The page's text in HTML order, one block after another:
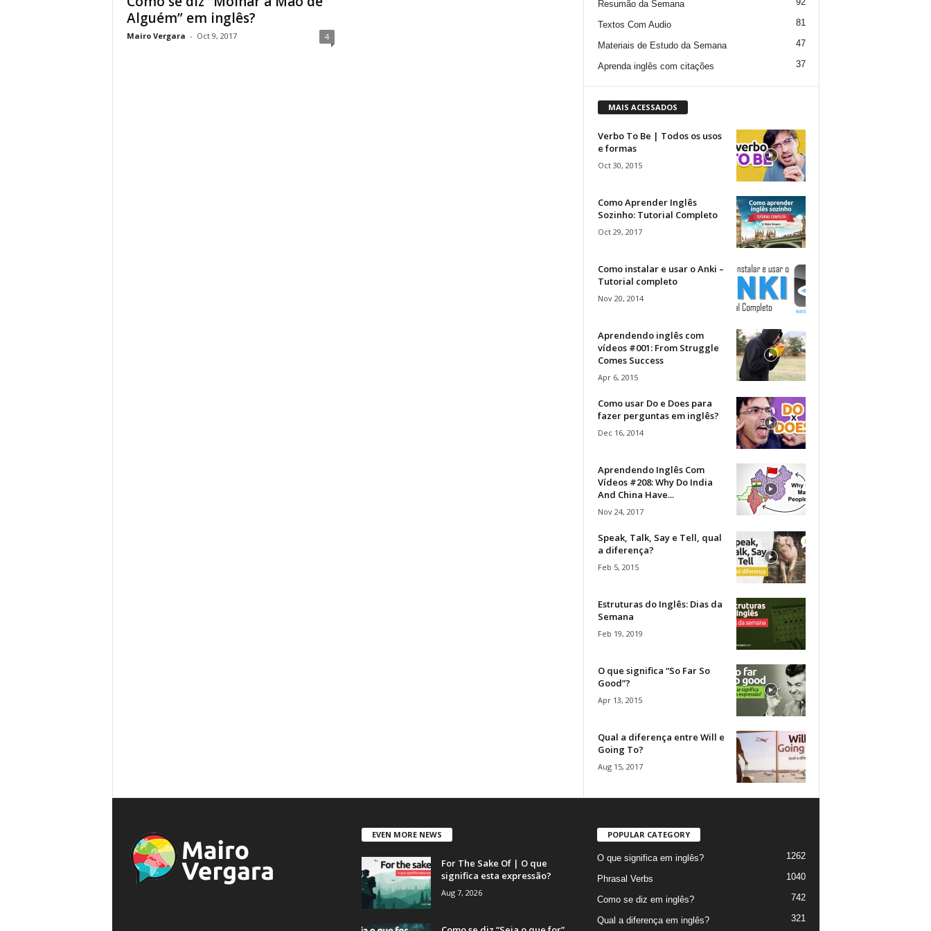
Alguém” em inglês?
Mairo Vergara - Oct 9, 2017 4
Resumão da Semana
Textos Com Audio 81
Materiais de Estudo da Semana 47
Aprenda inglês com citações 37
MAIS ACESSADOS
Verbo To Be | Todos os usos
e formas
Oct 30, 2015
Como Aprender Inglês
Sozinho: Tutorial Completo
Oct 29, 2017
Como instalar e usar o Anki –
Tutorial completo
Nov 20, 2014
Aprendendo inglês com
vídeos #001: From Struggle
Comes Success
Apr 6, 2015
Como usar Do e Does para
fazer perguntas em inglês?
Dec 16, 2014
Aprendendo Inglês Com
Vídeos #208: Why Do India
And China Have...
Nov 24, 2017
Speak, Talk, Say e Tell, qual
a diferença?
Feb 5, 2015
Estruturas do Inglês: Dias da
Semana
Feb 19, 2019
O que significa “So Far So
Good”?
Apr 13, 2015
Qual a diferença entre Will e
Going To?
Aug 15, 2017
EVEN MORE NEWS
For The Sake Of | O que
significa esta expressão?
Aug 7, 2026
POPULAR CATEGORY
O que significa em inglês? 1262
Phrasal Verbs 1040
Como se diz em inglês? 742
Qual a diferença em inglês? 321